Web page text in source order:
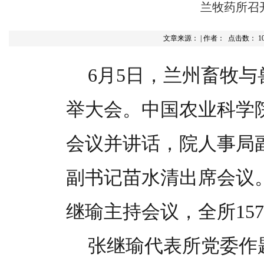
兰牧药所召
文章来源： | 作者： 点击数：
6月5日，兰州畜牧
举大会。中国农业科学
会议并讲话，院人事局
副书记苗水清出席会议
继瑜主持会议，全所
张继瑜代表所党委